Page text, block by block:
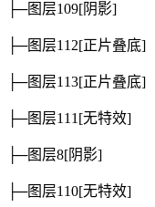
├─图层109[阴影]
├─图层112[正片叠底]
├─图层113[正片叠底]
├─图层111[无特效]
├─图层8[阴影]
├─图层110[无特效]